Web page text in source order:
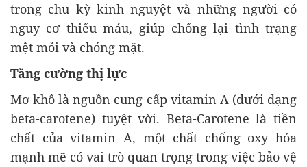
trong chu kỳ kinh nguyệt và những người có
nguy cơ thiếu máu, giúp chống lại tình trạng
mệt mỏi và chóng mặt.
Tăng cường thị lực
Mơ khô là nguồn cung cấp vitamin A (dưới dạng
beta-carotene) tuyệt vời. Beta-Carotene là tiền
chất của vitamin A, một chất chống oxy hóa
mạnh mẽ có vai trò quan trọng trong việc bảo vệ